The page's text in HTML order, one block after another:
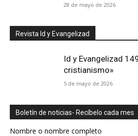
28 de mayo de 2026
Revista Id y Evangelizad
Id y Evangelizad
cristianismo»
5 de mayo de 2026
Boletín de noticias- Recíbelo cada mes
Nombre o nombre completo